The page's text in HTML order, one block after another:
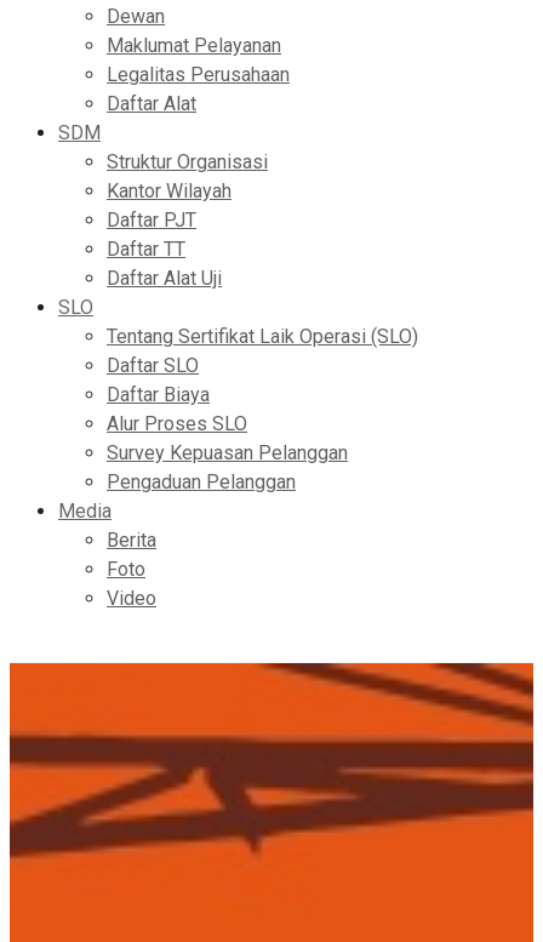
Dewan
Maklumat Pelayanan
Legalitas Perusahaan
Daftar Alat
SDM
Struktur Organisasi
Kantor Wilayah
Daftar PJT
Daftar TT
Daftar Alat Uji
SLO
Tentang Sertifikat Laik Operasi (SLO)
Daftar SLO
Daftar Biaya
Alur Proses SLO
Survey Kepuasan Pelanggan
Pengaduan Pelanggan
Media
Berita
Foto
Video